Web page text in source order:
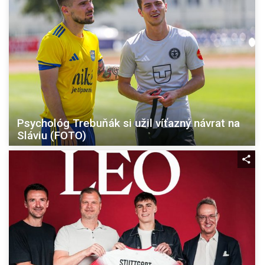
Psychológ Trebuňák si užil víťazný návrat na
Sláviu (FOTO)